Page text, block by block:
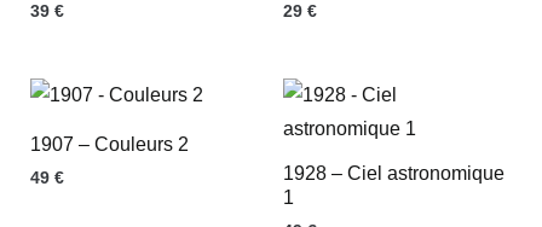
39 € 29 €
1907 – Couleurs 2
49 €
1928 – Ciel astronomique
1